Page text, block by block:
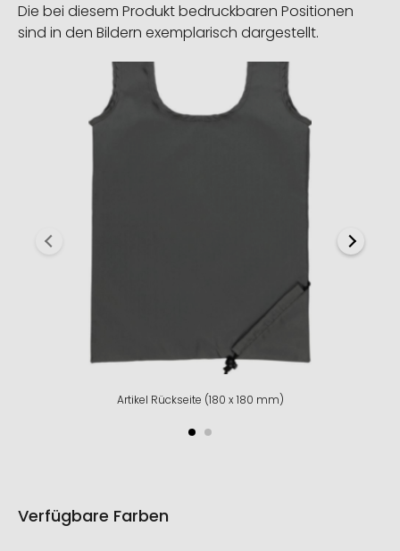
Die bei diesem Produkt bedruckbaren Positionen
sind in den Bildern exemplarisch dargestellt.
Artikel Rückseite (180 x 180 mm)
Verfügbare Farben